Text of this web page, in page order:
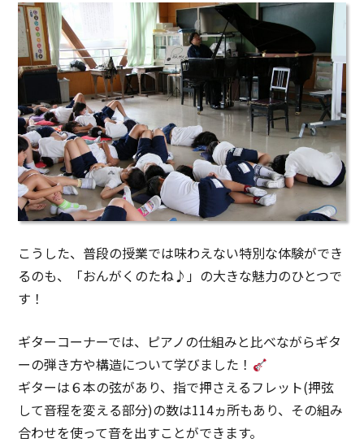
こうした、普段の授業では味わえない特別な体験ができ
るのも、「おんがくのたね♪」の大きな魅力のひとつで
す！
ギターコーナーでは、ピアノの仕組みと比べながらギタ
ーの弾き方や構造について学びました！
ギターは６本の弦があり、指で押さえるフレット(押弦
して音程を変える部分)の数は114ヵ所もあり、その組み
合わせを使って音を出すことができます。